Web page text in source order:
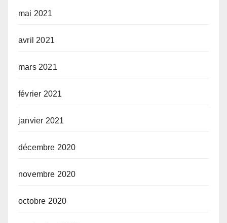
mai 2021
avril 2021
mars 2021
février 2021
janvier 2021
décembre 2020
novembre 2020
octobre 2020